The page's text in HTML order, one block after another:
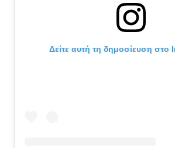
Δείτε αυτή τη δημοσίευση στο